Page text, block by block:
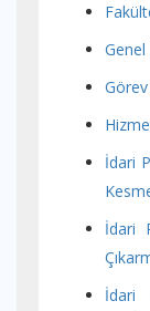
Genel
İdari
İdari
İdari